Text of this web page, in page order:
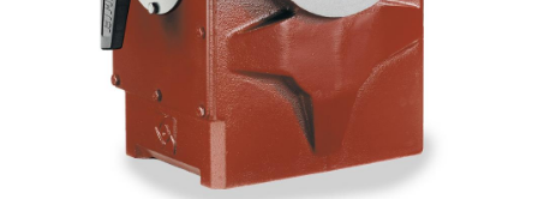
Integrierte Hydrauliksysteme
Steuergeräte
Cartridgeventile
Leitungseinbauventile
Servosteuerungen
Elektronische Komponenten für Steuersysteme